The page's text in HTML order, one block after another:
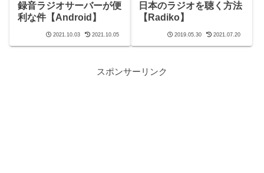
録音ラジオサーバーが便
利な件【Android】
2021.10.03 2021.10.05
日本のラジオを聴く方法
【Radiko】
2019.05.30 2021.07.20
スポンサーリンク